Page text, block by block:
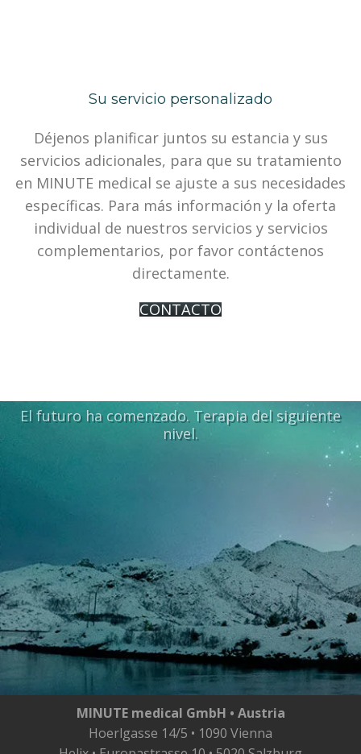
Su servicio personalizado
Déjenos planificar juntos su estancia y sus
servicios adicionales, para que su tratamiento
en MINUTE medical se ajuste a sus necesidades
específicas. Para más información y la oferta
individual de nuestros servicios y servicios
complementarios, por favor contáctenos
directamente.
CONTACTO
El futuro ha comenzado. Terapia del siguiente
nivel.
MINUTE medical GmbH • Austria
Hoerlgasse 14/5 • 1090 Vienna